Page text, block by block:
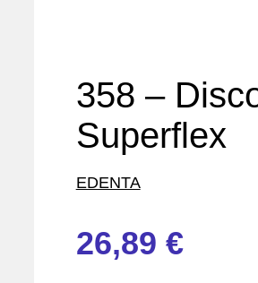
358 –
Superflex
EDENTA
26,89 €